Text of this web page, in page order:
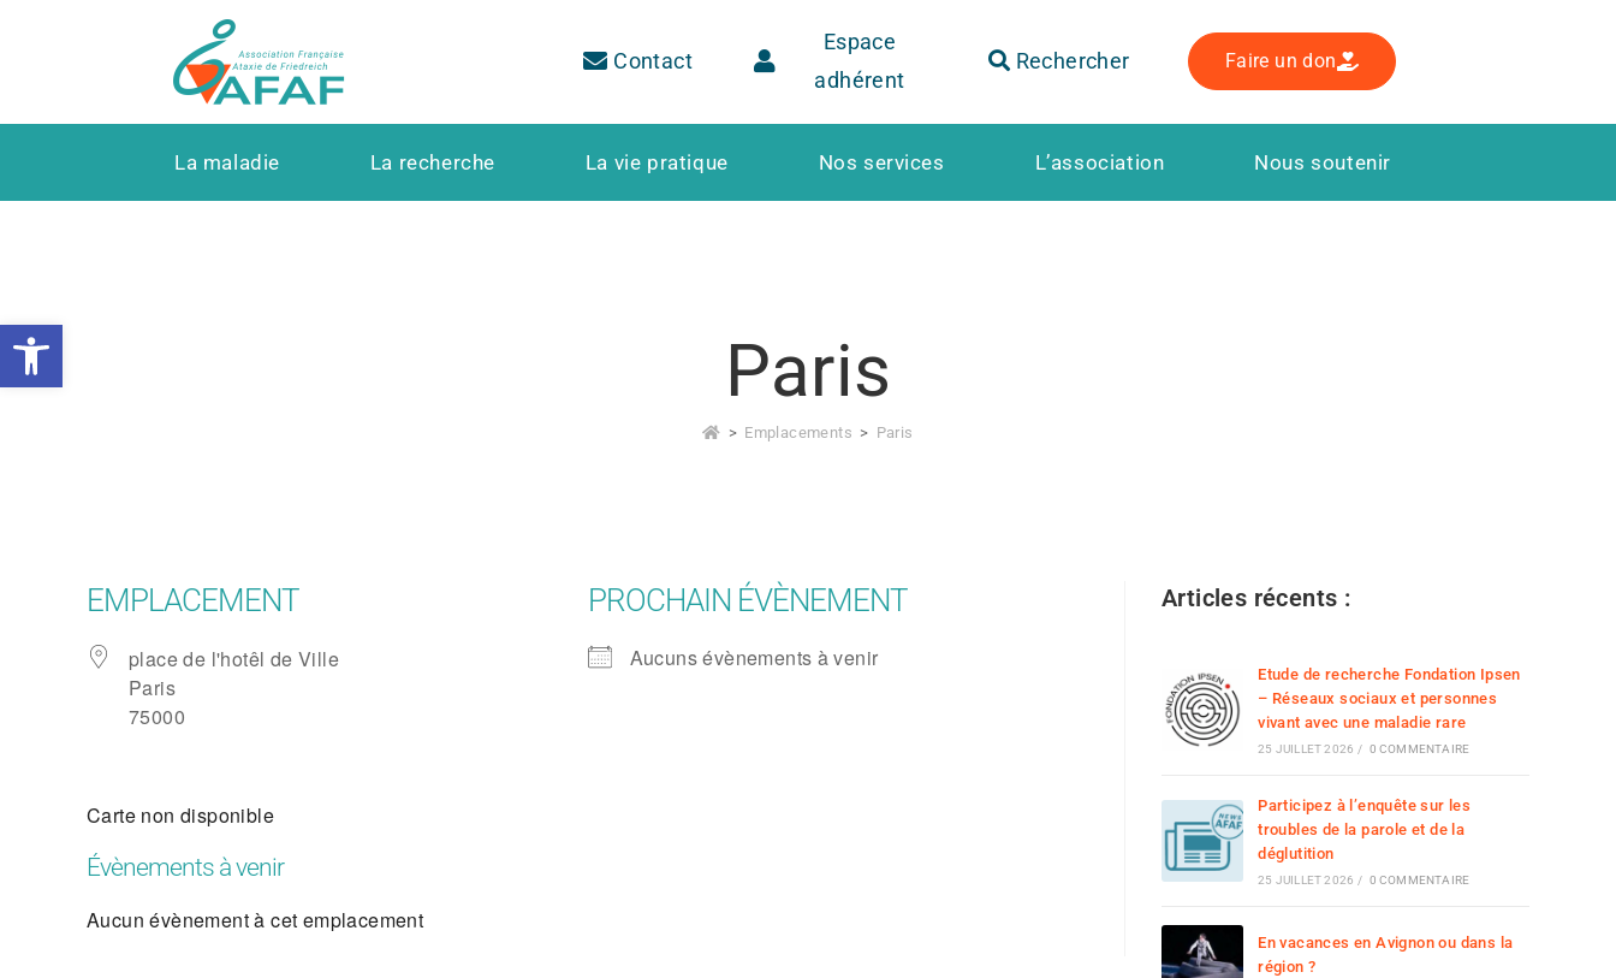
Ouvrir la barre d’outils
Contact
Espace
adhérent
Rechercher Faire un don
La maladie La recherche La vie pratique Nos services L’association Nous soutenir
Paris
> Emplacements > Paris
EMPLACEMENT
place de l'hotêl de Ville
Paris
75000
PROCHAIN ÉVÈNEMENT
Aucuns évènements à venir
Carte non disponible
Évènements à venir
Aucun évènement à cet emplacement
Articles récents :
Etude de recherche Fondation Ipsen
– Réseaux sociaux et personnes
vivant avec une maladie rare
25 JUILLET 2026 / 0 COMMENTAIRE
Participez à l’enquête sur les
troubles de la parole et de la
déglutition
25 JUILLET 2026 / 0 COMMENTAIRE
En vacances en Avignon ou dans la
région ?